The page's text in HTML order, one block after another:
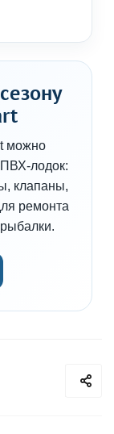
можно
лодок:
клапаны,
ремонта